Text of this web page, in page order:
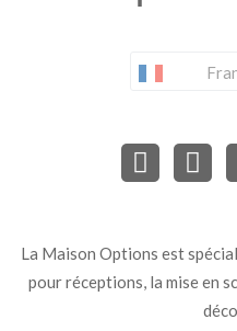
La Maison Options est
pour réceptions, la mise en